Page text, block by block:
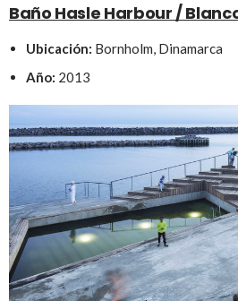
Baño Hasle Harbour /
Ubicación: Bornholm, Dinamarca
Año: 2013